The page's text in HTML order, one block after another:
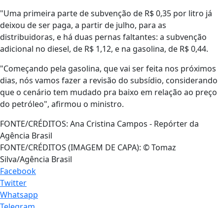
"Uma primeira parte de subvenção de R$ 0,35 por litro já
deixou de ser paga, a partir de julho, para as
distribuidoras, e há duas pernas faltantes: a subvenção
adicional no diesel, de R$ 1,12, e na gasolina, de R$ 0,44.
"Começando pela gasolina, que vai ser feita nos próximos
dias, nós vamos fazer a revisão do subsídio, considerando
que o cenário tem mudado pra baixo em relação ao preço
do petróleo", afirmou o ministro.
FONTE/CRÉDITOS: Ana Cristina Campos - Repórter da
Agência Brasil
FONTE/CRÉDITOS (IMAGEM DE CAPA): © Tomaz
Silva/Agência Brasil
Facebook
Twitter
Whatsapp